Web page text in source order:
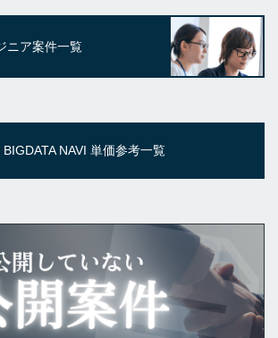
ニア案件一覧
BIGDATA NAVI 単価参考一覧